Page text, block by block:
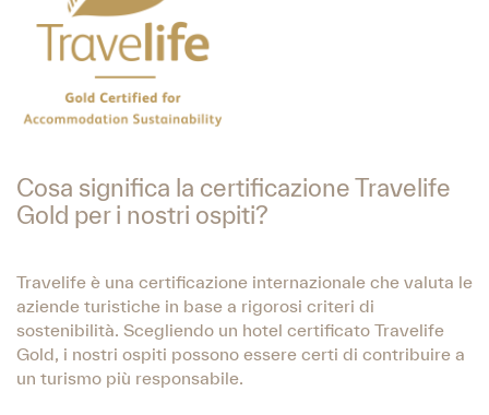
Cosa significa la certificazione Travelife
Gold per i nostri ospiti?
Travelife è una certificazione internazionale che valuta le
aziende turistiche in base a rigorosi criteri di
sostenibilità. Scegliendo un hotel certificato Travelife
Gold, i nostri ospiti possono essere certi di contribuire a
un turismo più responsabile.